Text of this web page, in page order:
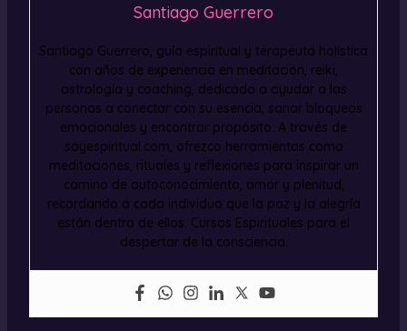
Santiago Guerrero
Santiago Guerrero, guía espiritual y terapeuta holística
con años de experiencia en meditación, reiki,
astrología y coaching, dedicada a ayudar a las
personas a conectar con su esencia, sanar bloqueos
emocionales y encontrar propósito. A través de
soyespiritual.com, ofrezco herramientas como
meditaciones, rituales y reflexiones para inspirar un
camino de autoconocimiento, amor y plenitud,
recordando a cada individuo que la paz y la alegría
están dentro de ellos. Cursos Espirituales para el
despertar de la consciencia.